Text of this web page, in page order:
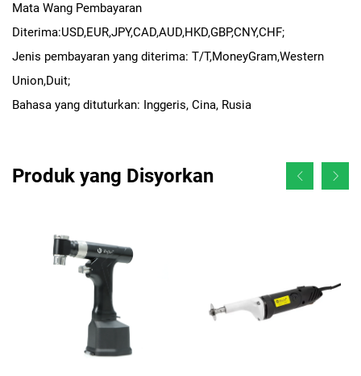
Mata Wang Pembayaran
Diterima:USD,EUR,JPY,CAD,AUD,HKD,GBP,CNY,CHF;
Jenis pembayaran yang diterima: T/T,MoneyGram,Western
Union,Duit;
Bahasa yang dituturkan: Inggeris, Cina, Rusia
Produk yang Disyorkan